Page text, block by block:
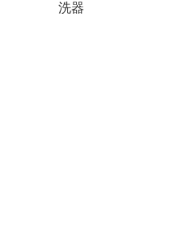
洗器